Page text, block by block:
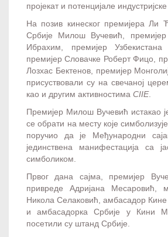
пројекат и потенцијале индустријске
На позив кинеског премијера Ли
Србије Милош Вучевић,
Ибрахим, премијер
премијер Словачке Роберт Фицо,
Лозхас Бектенов, премијер
присуствовали су на свечаној
као и другим активностима CIIE.
Премијер Милош Вучевић истакао
се обрати на месту које
поручио да је Међународни
јединствена манифестација са
симболиком.
Првог дана сајма, премијер
привреде Адријана Месаровић,
Никола Селаковић, амбасадор
и амбасадорка Србије у Кини
посетили су штанд Србије.